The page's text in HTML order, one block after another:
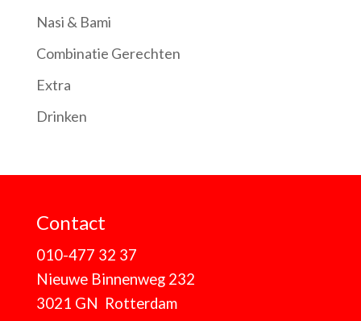
Nasi & Bami
Combinatie Gerechten
Extra
Drinken
Contact
010-477 32 37
Nieuwe Binnenweg 232
3021 GN Rotterdam